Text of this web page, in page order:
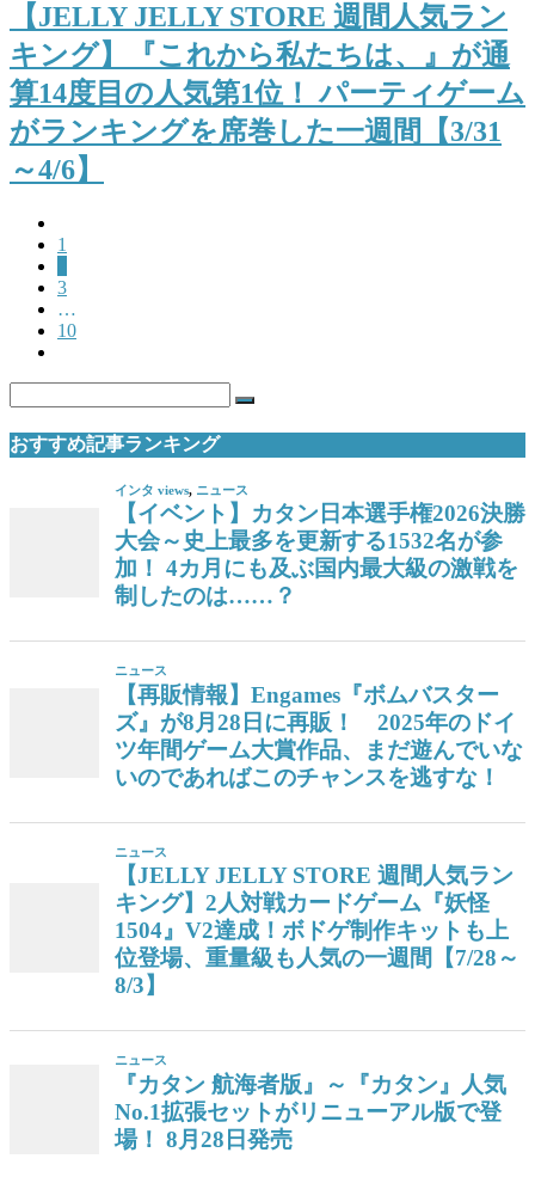
【JELLY JELLY STORE 週間人気ラン
キング】『これから私たちは、』が通
算14度目の人気第1位！ パーティゲーム
がランキングを席巻した一週間【3/31
～4/6】
1
3
…
10
おすすめ記事ランキング
インタ views, ニュース
【イベント】カタン日本選手権2026決勝
大会～史上最多を更新する1532名が参
加！ 4カ月にも及ぶ国内最大級の激戦を
制したのは……？
ニュース
【再販情報】Engames『ボムバスター
ズ』が8月28日に再販！ 2025年のドイ
ツ年間ゲーム大賞作品、まだ遊んでいな
いのであればこのチャンスを逃すな！
ニュース
【JELLY JELLY STORE 週間人気ラン
キング】2人対戦カードゲーム『妖怪
1504』V2達成！ボドゲ制作キットも上
位登場、重量級も人気の一週間【7/28～
8/3】
ニュース
『カタン 航海者版』～『カタン』人気
No.1拡張セットがリニューアル版で登
場！ 8月28日発売